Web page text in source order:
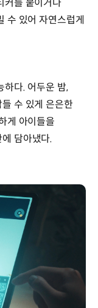
커를 붙이거나
수 있어 자연스럽게
하다. 어두운 밤,
수 있게 은은한
게 아이들을
담아냈다.